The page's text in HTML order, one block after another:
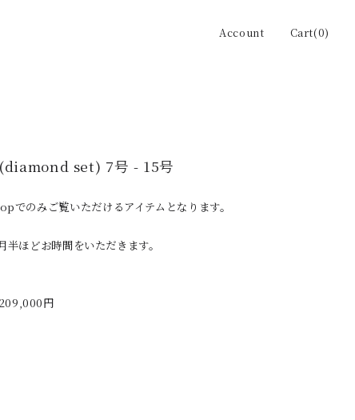
Account Cart(0)
set) 7号 - 15号
のみご覧いただけるアイテムとなります。
ほどお時間をいただきます。
円